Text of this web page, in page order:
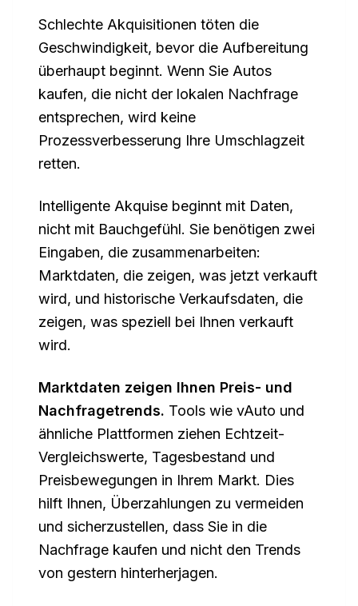
Schlechte Akquisitionen töten die
Geschwindigkeit, bevor die Aufbereitung
überhaupt beginnt. Wenn Sie Autos
kaufen, die nicht der lokalen Nachfrage
entsprechen, wird keine
Prozessverbesserung Ihre Umschlagzeit
retten.
Intelligente Akquise beginnt mit Daten,
nicht mit Bauchgefühl. Sie benötigen zwei
Eingaben, die zusammenarbeiten:
Marktdaten, die zeigen, was jetzt verkauft
wird, und historische Verkaufsdaten, die
zeigen, was speziell bei Ihnen verkauft
wird.
Marktdaten zeigen Ihnen Preis- und
Nachfragetrends. Tools wie vAuto und
ähnliche Plattformen ziehen Echtzeit-
Vergleichswerte, Tagesbestand und
Preisbewegungen in Ihrem Markt. Dies
hilft Ihnen, Überzahlungen zu vermeiden
und sicherzustellen, dass Sie in die
Nachfrage kaufen und nicht den Trends
von gestern hinterherjagen.